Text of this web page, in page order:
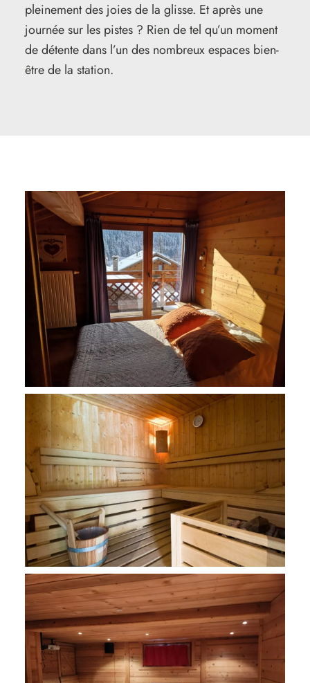
pleinement des joies de la glisse. Et après une
journée sur les pistes ? Rien de tel qu’un moment
de détente dans l’un des nombreux espaces bien-
être de la station.